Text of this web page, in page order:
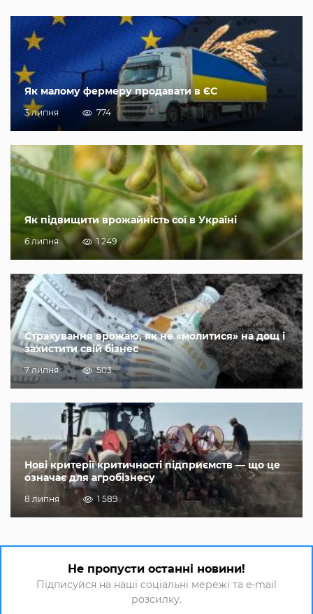
Як малому фермеру продавати в ЄС
3 липня 774
Як підвищити врожайність сої в Україні
6 липня 1 249
Страхування врожаю, як не «молитися» на дощ і
захистити свій бізнес
7 липня 503
Нові критерії критичності підприємств — що це
означає для агробізнесу
8 липня 1 589
Не пропусти останні новини!
Підписуйся на наші соціальні мережі та e-mail
розсилку.